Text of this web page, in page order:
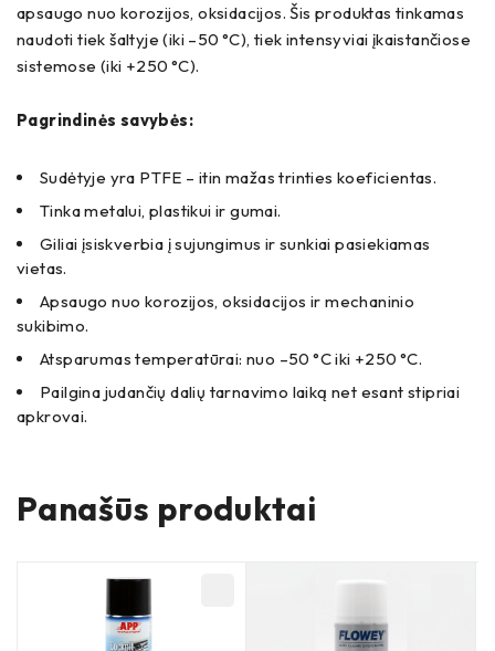
apsaugo nuo korozijos, oksidacijos. Šis produktas tinkamas
naudoti tiek šaltyje (iki –50 °C), tiek intensyviai įkaistančiose
sistemose (iki +250 °C).
Pagrindinės savybės:
Sudėtyje yra PTFE – itin mažas trinties koeficientas.
Tinka metalui, plastikui ir gumai.
Giliai įsiskverbia į sujungimus ir sunkiai pasiekiamas
vietas.
Apsaugo nuo korozijos, oksidacijos ir mechaninio
sukibimo.
Atsparumas temperatūrai: nuo –50 °C iki +250 °C.
Pailgina judančių dalių tarnavimo laiką net esant stipriai
apkrovai.
Panašūs produktai